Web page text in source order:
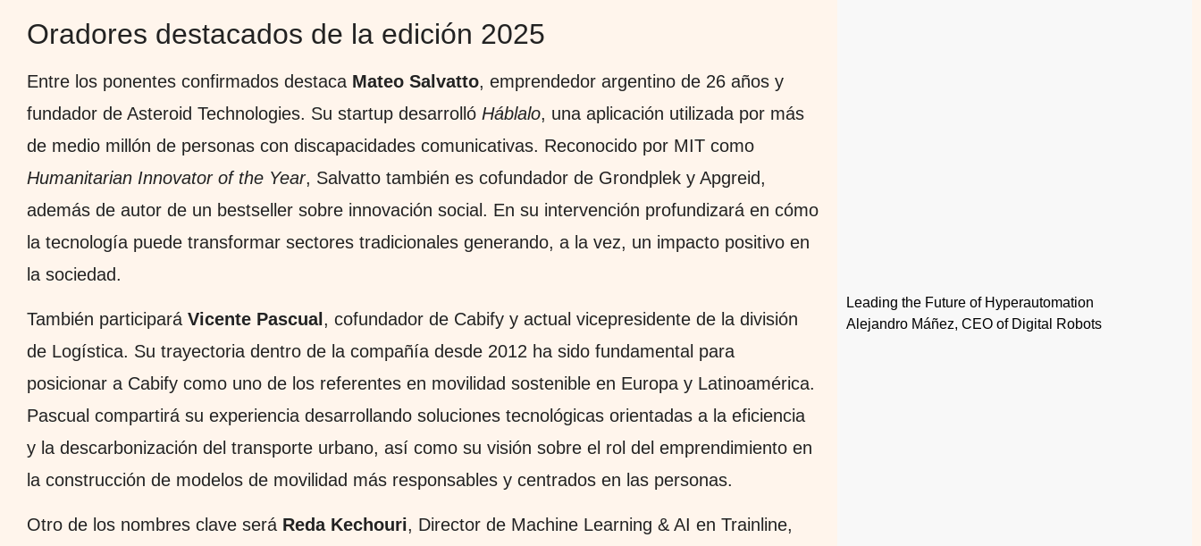
Oradores destacados de la edición 2025
Entre los ponentes confirmados destaca Mateo Salvatto, emprendedor argentino de 26 años y
fundador de Asteroid Technologies. Su startup desarrolló Háblalo, una aplicación utilizada por más
de medio millón de personas con discapacidades comunicativas. Reconocido por MIT como
Humanitarian Innovator of the Year, Salvatto también es cofundador de Grondplek y Apgreid,
además de autor de un bestseller sobre innovación social. En su intervención profundizará en cómo
la tecnología puede transformar sectores tradicionales generando, a la vez, un impacto positivo en
la sociedad.
También participará Vicente Pascual , cofundador de Cabify y actual vicepresidente de la división
de Logística. Su trayectoria dentro de la compañía desde 2012 ha sido fundamental para
posicionar a Cabify como uno de los referentes en movilidad sostenible en Europa y Latinoamérica.
Pascual compartirá su experiencia desarrollando soluciones tecnológicas orientadas a la eficiencia
y la descarbonización del transporte urbano, así como su visión sobre el rol del emprendimiento en
la construcción de modelos de movilidad más responsables y centrados en las personas.
Otro de los nombres clave será Reda Kechouri, Director de Machine Learning & AI en Trainline,
Leading the Future of Hyperautomation
Alejandro Máñez, CEO of Digital Robots